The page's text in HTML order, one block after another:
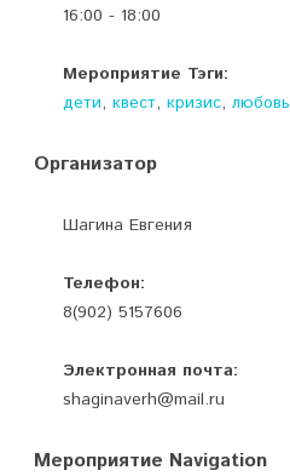
16:00 - 18:00
Мероприятие Тэги:
дети, квест, кризис, любовь
Организатор
Шагина Евгения
Телефон:
8(902) 5157606
Электронная почта:
shaginaverh@mail.ru
Мероприятие Navigation